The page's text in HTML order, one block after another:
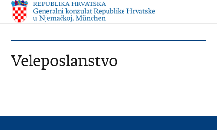
Veleposlanstvo